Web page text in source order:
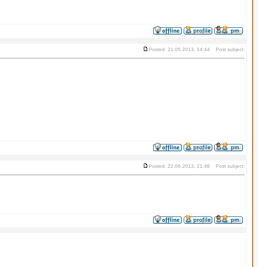
Posted: 21.05.2013, 14:44 Post subject:
Posted: 22.06.2013, 21:48 Post subject: